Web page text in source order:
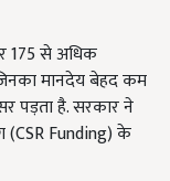
175 से अधिक
मानदेय बेहद कम
पड़ता है. सरकार ने
Funding) के